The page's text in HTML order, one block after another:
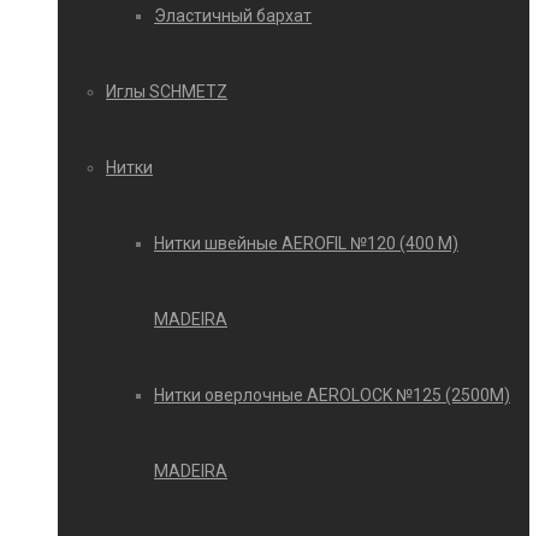
Эластичный бархат
Иглы SCHMETZ
Нитки
Нитки швейные AEROFIL №120 (400 М)
MADEIRA
Нитки оверлочные AEROLOCK №125 (2500М)
MADEIRA